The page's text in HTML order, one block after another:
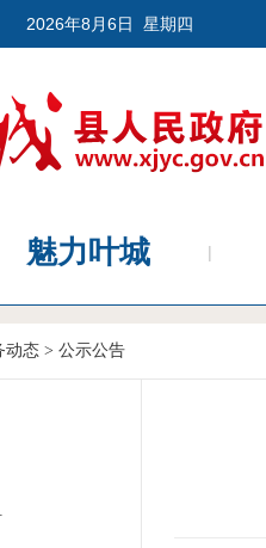
2026年8月6日 星期四
魅力叶城
动态 > 公示公告